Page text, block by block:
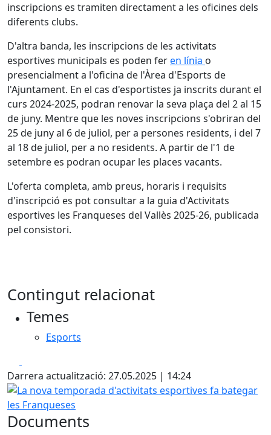
inscripcions es tramiten directament a les oficines dels
diferents clubs.
D'altra banda, les inscripcions de les activitats
esportives municipals es poden feren línia o
presencialment a l'oficina de l'Àrea d'Esports de
l'Ajuntament. En el cas d'esportistes ja inscrits durant el
curs 2024-2025, podran renovar la seva plaça del 2 al 15
de juny. Mentre que les noves inscripcions s'obriran del
25 de juny al 6 de juliol, per a persones residents, i del 7
al 18 de juliol, per a no residents. A partir de l'1 de
setembre es podran ocupar les places vacants.
L'oferta completa, amb preus, horaris i requisits
d'inscripció es pot consultar a la guia d'Activitats
esportives les Franqueses del Vallès 2025-26, publicada
pel consistori.
Contingut relacionat
Temes
Esports
Darrera actualització: 27.05.2025 | 14:24
La nova temporada d'activitats esportives fa bategar les
Documents